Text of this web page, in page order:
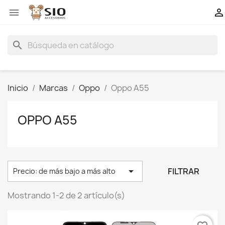
 
search
Inicio Marcas Oppo Oppo A55
OPPO A55
Precio: de más bajo a más alto  FILTRAR
Mostrando 1-2 de 2 artículo(s)